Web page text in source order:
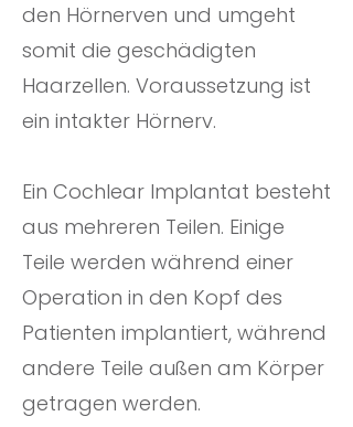
den Hörnerven und umgeht
somit die geschädigten
Haarzellen. Voraussetzung ist
ein intakter Hörnerv.
Ein Cochlear Implantat besteht
aus mehreren Teilen. Einige
Teile werden während einer
Operation in den Kopf des
Patienten implantiert, während
andere Teile außen am Körper
getragen werden.